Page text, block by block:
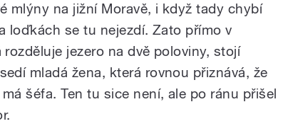
mlýny na jižní Moravě, i když tady chybí
loďkách se tu nejezdí. Zato přímo v
jezero na dvě poloviny, stojí
mladá žena, která rovnou přiznává, že
šéfa. Ten tu sice není, ale po ránu přišel